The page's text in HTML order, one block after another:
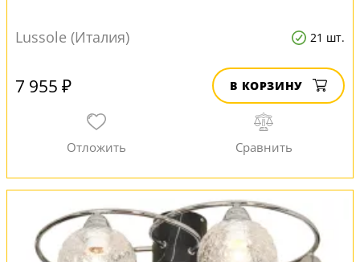
Lussole (Италия) 21 шт.
7 955 ₽ В КОРЗИНУ